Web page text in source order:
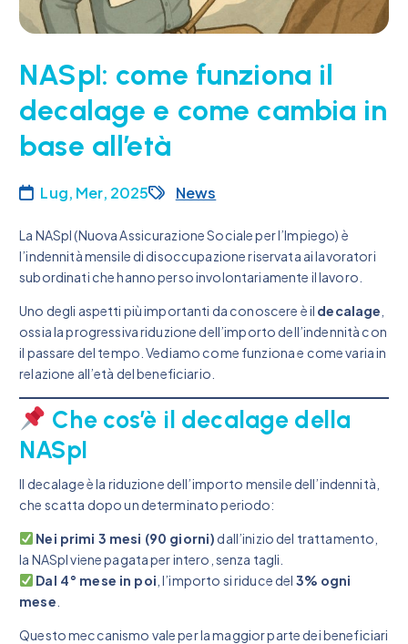
NASpI: come funziona il
decalage e come cambia in
base all’età
Lug, Mer, 2025 News
La NASpI (Nuova Assicurazione Sociale per l’Impiego) è
l’indennità mensile di disoccupazione riservata ai lavoratori
subordinati che hanno perso involontariamente il lavoro.
Uno degli aspetti più importanti da conoscere è il decalage
ossia la progressiva riduzione dell’importo dell’indennità con
il passare del tempo. Vediamo come funziona e come varia in
relazione all’età del beneficiario.
Che cos’è il decalage della
NASpI
Il decalage è la riduzione dell’importo mensile dell’indennità,
che scatta dopo un determinato periodo:
Nei primi 3 mesi (90 giorni) dall’inizio del trattamento,
la NASpI viene pagata per intero, senza tagli.
Dal 4° mese in poi , l’importo si riduce del 3% ogni
mese
Questo meccanismo vale per la maggior parte dei beneficiari